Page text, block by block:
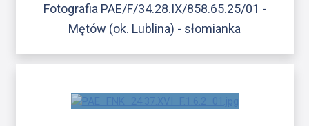
Fotografia PAE/F/34.28.IX/858.65.25/01 -
Mętów (ok. Lublina) - słomianka